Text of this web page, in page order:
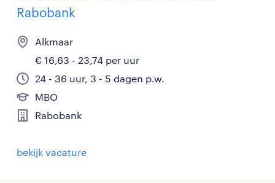
Rabobank
Alkmaar
€ 16,63 - 23,74 per uur
24 - 36 uur, 3 - 5 dagen p.w.
MBO
Rabobank
bekijk vacature